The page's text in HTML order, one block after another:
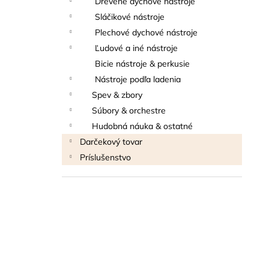
Sláčikové nástroje
Plechové dychové nástroje
Ľudové a iné nástroje
Bicie nástroje & perkusie
Nástroje podľa ladenia
Spev & zbory
Súbory & orchestre
Hudobná náuka & ostatné
Darčekový tovar
Príslušenstvo
BLUE JUICE VALVE OIL - OLEJ NA
PIESTY
9,30 €